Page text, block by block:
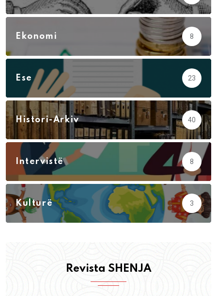
Ekonomi 8
Ese 23
Histori-Arkiv 40
Intervistë 8
Kulturë 3
Revista SHENJA